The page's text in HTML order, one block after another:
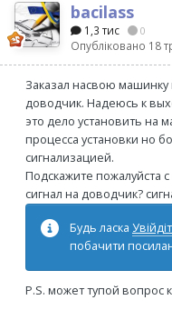
bacilass
1,3 тис 0
Опубліковано 18
Заказал насвою
доводчик. Надеюсь к
это дело установить на
процесса установки но
сигнализацией.
Подскажите пожалуйста
сигнал на доводчик?
Будь ласка
побачити
P.S. может тупой вопрос